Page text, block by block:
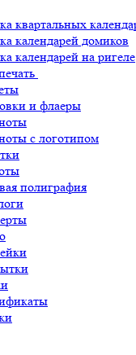
квартальных
календарей домиков
календарей на ригеле
и флаеры
с логотипом
полиграфия